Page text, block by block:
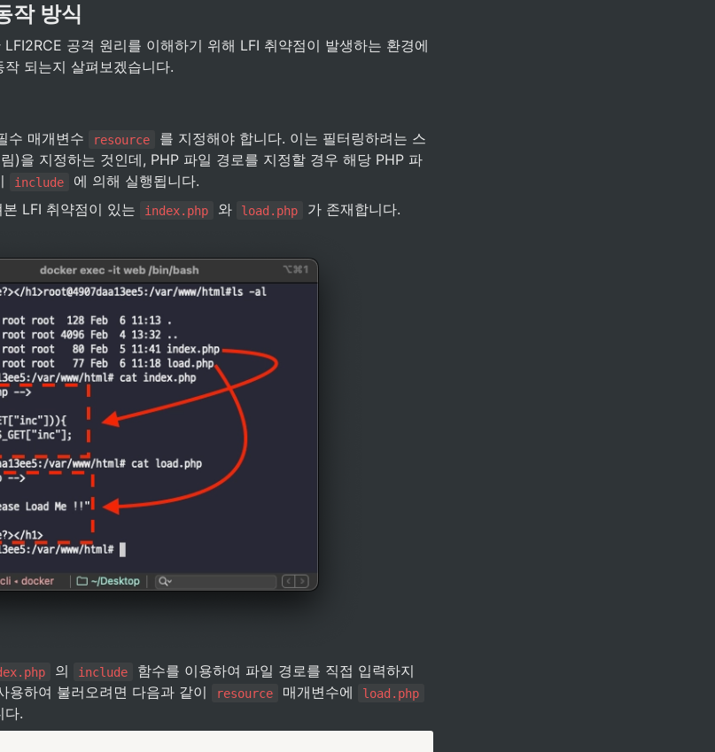
작 방식
LFI2RCE 공격 원리를 이해하기 위해 LFI 취약점이 발생하는 환경에
작 되는지 살펴보겠습니다.
수 매개변수 resource
를 지정해야 합니다. 이는 필터링하려는 스
)을 지정하는 것인데, PHP 파일 경로를 지정할 경우 해당 PHP 파
include
에 의해 실행됩니다.
LFI 취약점이 있는
index.php 와 load.php 가 존재합니다.
의 include
함수를 이용하여 파일 경로를 직접 입력하지
용하여 불러오려면 다음과 같이 resource 매개변수에 load.php
다.